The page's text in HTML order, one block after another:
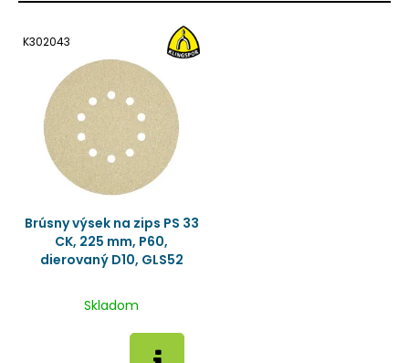
K302043
Brúsny výsek na zips PS 33
CK, 225 mm, P60,
dierovaný D10, GLS52
Skladom